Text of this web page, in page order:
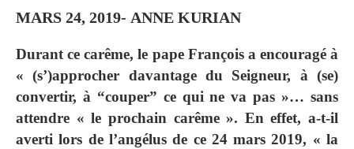
MARS 24, 2019- ANNE KURIAN
Durant ce carême, le pape François a encouragé à
« (s’)approcher davantage du Seigneur, à (se)
convertir, à “couper” ce qui ne va pas »… sans
attendre « le prochain carême ». En effet, a-t-il
averti lors de l’angélus de ce 24 mars 2019, « la